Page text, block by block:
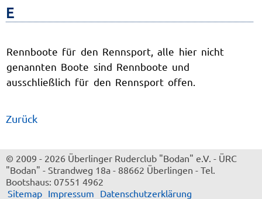
E
Rennboote für den Rennsport, alle hier nicht
genannten Boote sind Rennboote und
ausschließlich für den Rennsport offen.
Zurück
© 2009 - 2026 Überlinger Ruderclub "Bodan" e.V. - ÜRC
"Bodan" - Strandweg 18a - 88662 Überlingen - Tel.
Bootshaus: 07551 4962
Sitemap Impressum Datenschutzerklärung